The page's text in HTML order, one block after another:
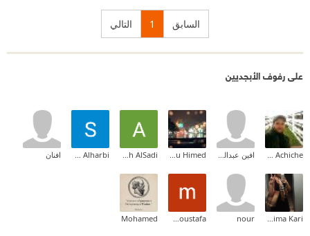
السابق 1 التالي
على رفوف الأبجديين
Khamiss Achiche افين عبدالله عبدالرحمن Musa Mansour Abu Himed
Abdullah AlSadi
Sama Alharbi افنان
Karima Kari
nour
mohamed moustafa
Mohamed